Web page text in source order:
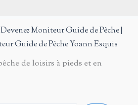
Moniteur Guide de Pêche |
Guide de Pêche Yoann Esquis
de loisirs à pieds et en